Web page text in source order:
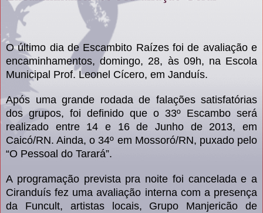
O último dia de Escambito Raízes foi de avaliação e
encaminhamentos, domingo, 28, às 09h, na Escola
Municipal Prof. Leonel Cícero, em Janduís.
Após uma grande rodada de falações satisfatórias
dos grupos, foi definido que o 33º Escambo será
realizado entre 14 e 16 de Junho de 2013, em
Caicó/RN. Ainda, o 34º em Mossoró/RN, puxado pelo
“O Pessoal do Tarará”.
A programação prevista pra noite foi cancelada e a
Ciranduís fez uma avaliação interna com a presença
da Funcult, artistas locais, Grupo Manjericão de